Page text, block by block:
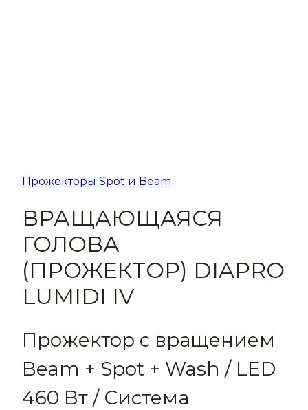
Прожекторы Spot и Beam
ВРАЩАЮЩАЯСЯ
ГОЛОВА
(ПРОЖЕКТОР) DIAPRO
LUMIDI IV
Прожектор с вращением
Beam + Spot + Wash / LED
460 Вт / Система